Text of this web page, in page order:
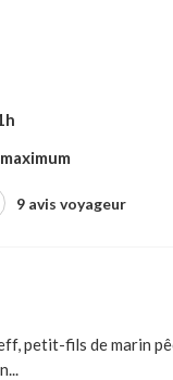
petit-fils de marin
9 avis voyageur